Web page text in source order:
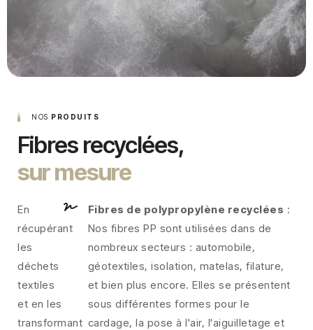
NOS PRODUITS
Fibres recyclées,
sur mesure
En
récupérant
les
déchets
textiles
et en les
transformant
Fibres de polypropylène recyclées :
Nos fibres PP sont utilisées dans de
nombreux secteurs : automobile,
géotextiles, isolation, matelas, filature,
et bien plus encore. Elles se présentent
sous différentes formes pour le
cardage, la pose à l'air, l'aiguilletage et